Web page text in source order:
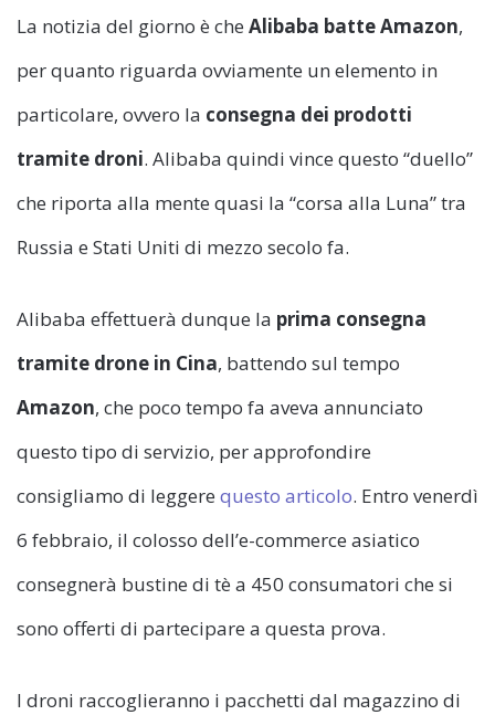
La notizia del giorno è che Alibaba batte Amazon,
per quanto riguarda ovviamente un elemento in
particolare, ovvero la consegna dei prodotti
tramite droni. Alibaba quindi vince questo “duello”
che riporta alla mente quasi la “corsa alla Luna” tra
Russia e Stati Uniti di mezzo secolo fa.
Alibaba effettuerà dunque la prima consegna
tramite drone in Cina, battendo sul tempo
Amazon, che poco tempo fa aveva annunciato
questo tipo di servizio, per approfondire
consigliamo di leggere questo articolo. Entro venerdì
6 febbraio, il colosso dell’e-commerce asiatico
consegnerà bustine di tè a 450 consumatori che si
sono offerti di partecipare a questa prova.
I droni raccoglieranno i pacchetti dal magazzino di